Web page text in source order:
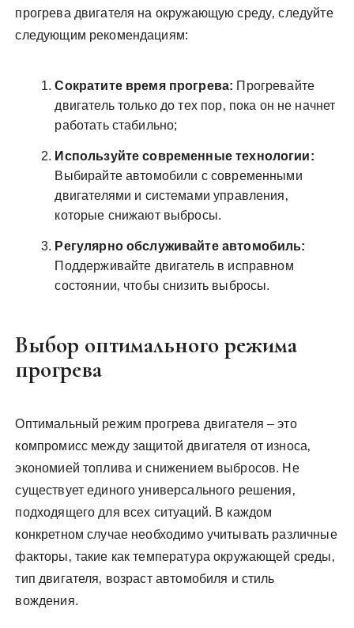
прогрева двигателя на окружающую среду‚ следуйте
следующим рекомендациям:
Сократите время прогрева: Прогревайте
двигатель только до тех пор‚ пока он не начнет
работать стабильно;
Используйте современные технологии:
Выбирайте автомобили с современными
двигателями и системами управления‚
которые снижают выбросы.
Регулярно обслуживайте автомобиль:
Поддерживайте двигатель в исправном
состоянии‚ чтобы снизить выбросы.
Выбор оптимального режима
прогрева
Оптимальный режим прогрева двигателя – это
компромисс между защитой двигателя от износа‚
экономией топлива и снижением выбросов. Не
существует единого универсального решения‚
подходящего для всех ситуаций. В каждом
конкретном случае необходимо учитывать различные
факторы‚ такие как температура окружающей среды‚
тип двигателя‚ возраст автомобиля и стиль
вождения.